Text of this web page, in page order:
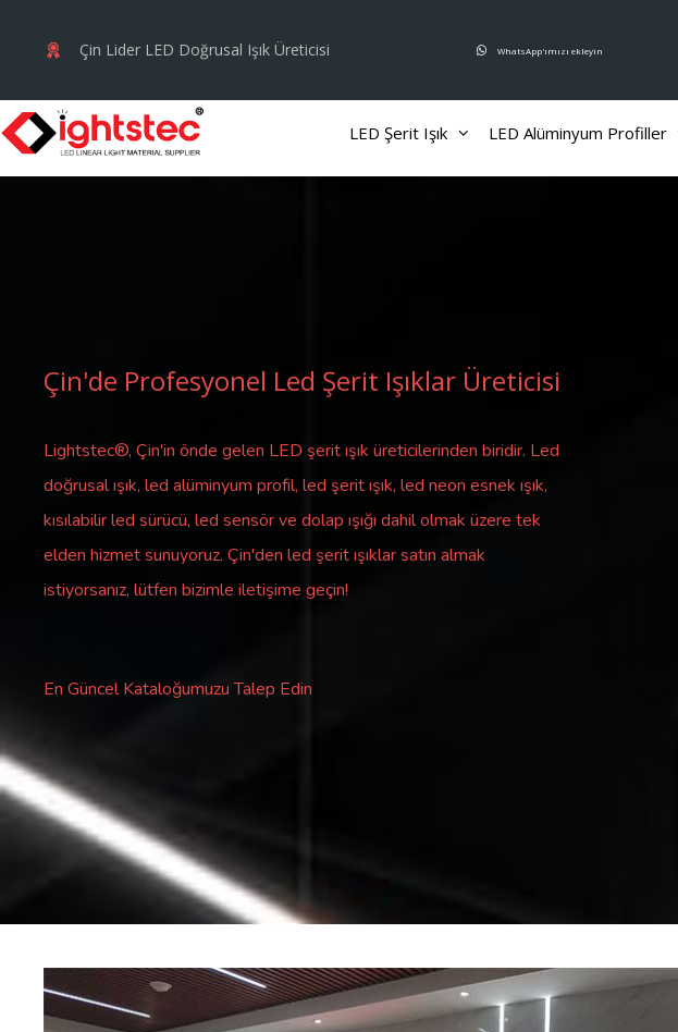
Çin Lider LED Doğrusal Işık Üreticisi WhatsApp'ımızı ekleyin
LED Şerit Işık LED Alüminyum Profiller
Çin'de Profesyonel Led Şerit Işıklar Üreticisi
Lightstec®, Çin'in önde gelen LED şerit ışık üreticilerinden biridir. Led
doğrusal ışık, led alüminyum profil, led şerit ışık, led neon esnek ışık,
kısılabilir led sürücü, led sensör ve dolap ışığı dahil olmak üzere tek
elden hizmet sunuyoruz. Çin'den led şerit ışıklar satın almak
istiyorsanız, lütfen bizimle iletişime geçin!
En Güncel Kataloğumuzu Talep Edin